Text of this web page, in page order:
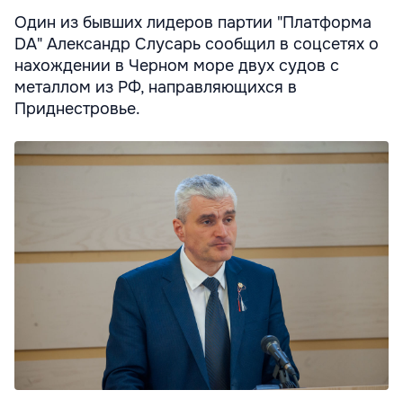
Один из бывших лидеров партии "Платформа
DA" Александр Слусарь сообщил в соцсетях о
нахождении в Черном море двух судов с
металлом из РФ, направляющихся в
Приднестровье.